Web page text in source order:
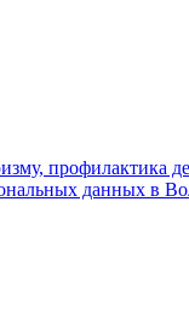
профилактика
данных в